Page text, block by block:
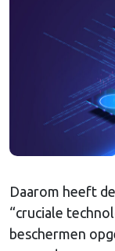
Daarom heeft de
“cruciale
beschermen